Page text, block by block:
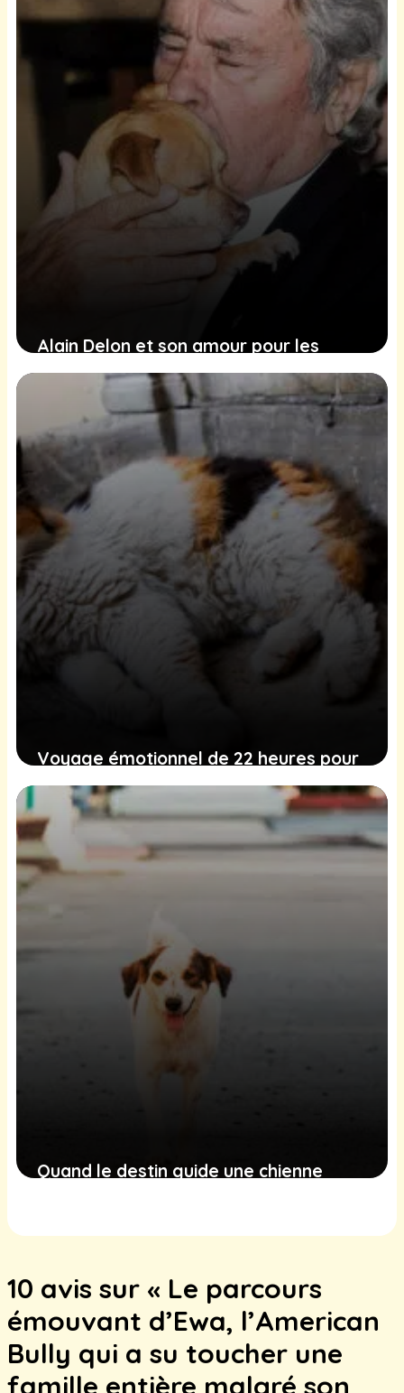
27 décembre 2024
Alain Delon et son amour pour les
animaux : un hommage émouvant de
la Fondation 30 Millions d’Amis
22 novembre 2024
Voyage émotionnel de 22 heures pour
adopter Ash, un chat spécial atteint de
leucose féline
22 novembre 2024
Quand le destin guide une chienne
10 avis sur « Le parcours
émouvant d’Ewa, l’American
Bully qui a su toucher une
famille entière malgré son